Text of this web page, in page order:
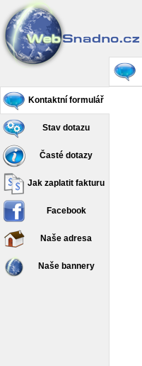
Kontaktní formulář
Stav dotazu
Časté dotazy
Jak zaplatit fakturu
Facebook
Naše adresa
Naše bannery